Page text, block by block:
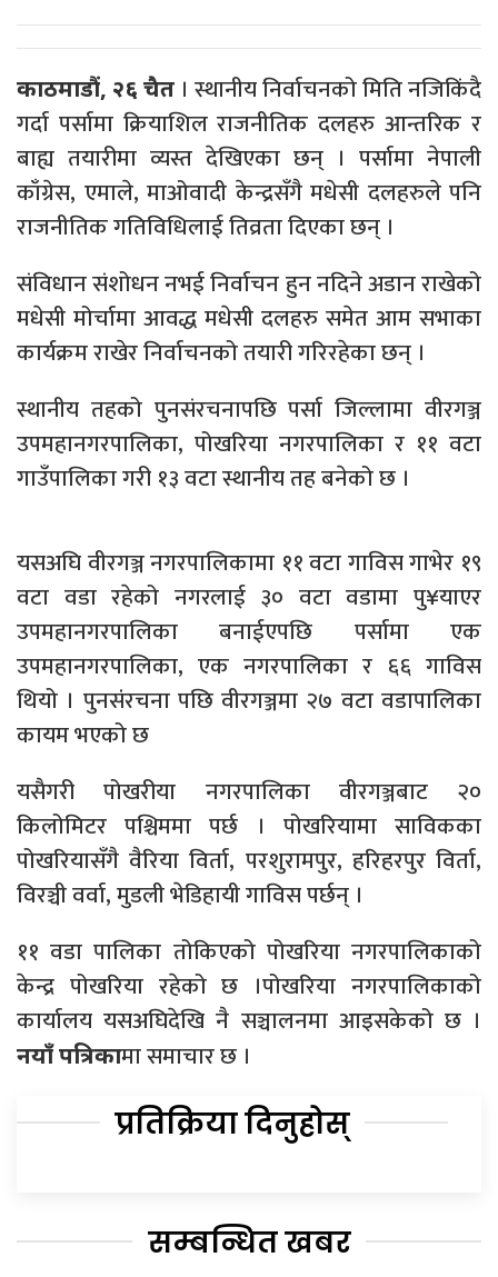
काठमाडौं, २६ चैत । स्थानीय निर्वाचनको मिति नजिकिंदै
गर्दा पर्सामा क्रियाशिल राजनीतिक दलहरु आन्तरिक र
बाह्य तयारीमा व्यस्त देखिएका छन् । पर्सामा नेपाली
काँग्रेस, एमाले, माओवादी केन्द्रसँगै मधेसी दलहरुले पनि
राजनीतिक गतिविधिलाई तिव्रता दिएका छन् ।
संविधान संशोधन नभई निर्वाचन हुन नदिने अडान राखेको
मधेसी मोर्चामा आवद्ध मधेसी दलहरु समेत आम सभाका
कार्यक्रम राखेर निर्वाचनको तयारी गरिरहेका छन् ।
स्थानीय तहको पुनसंरचनापछि पर्सा जिल्लामा वीरगञ्ज
उपमहानगरपालिका, पोखरिया नगरपालिका र ११ वटा
गाउँपालिका गरी १३ वटा स्थानीय तह बनेको छ ।
यसअघि वीरगञ्ज नगरपालिकामा ११ वटा गाविस गाभेर १९
वटा वडा रहेको नगरलाई ३० वटा वडामा पु¥याएर
उपमहानगरपालिका बनाईएपछि पर्सामा एक
उपमहानगरपालिका, एक नगरपालिका र ६६ गाविस
थियो । पुनसंंरचना पछि वीरगञ्जमा २७ वटा वडापालिका
कायम भएको छ
यसैगरी पोखरीया नगरपालिका वीरगञ्जबाट २०
किलोमिटर पश्चिममा पर्छ । पोखरियामा साविकका
पोखरियासँगै वैरिया विर्ता, परशुरामपुर, हरिहरपुर विर्ता,
विरञ्ची वर्वा, मुडली भेडिहायी गाविस पर्छन् ।
११ वडा पालिका तोकिएको पोखरिया नगरपालिकाको
केन्द्र पोखरिया रहेको छ ।पोखरिया नगरपालिकाको
कार्यालय यसअघिदेखि नै सञ्चालनमा आइसकेको छ ।
नयाँ पत्रिकामा समाचार छ ।
प्रतिक्रिया दिनुहोस्
सम्बन्धित खबर